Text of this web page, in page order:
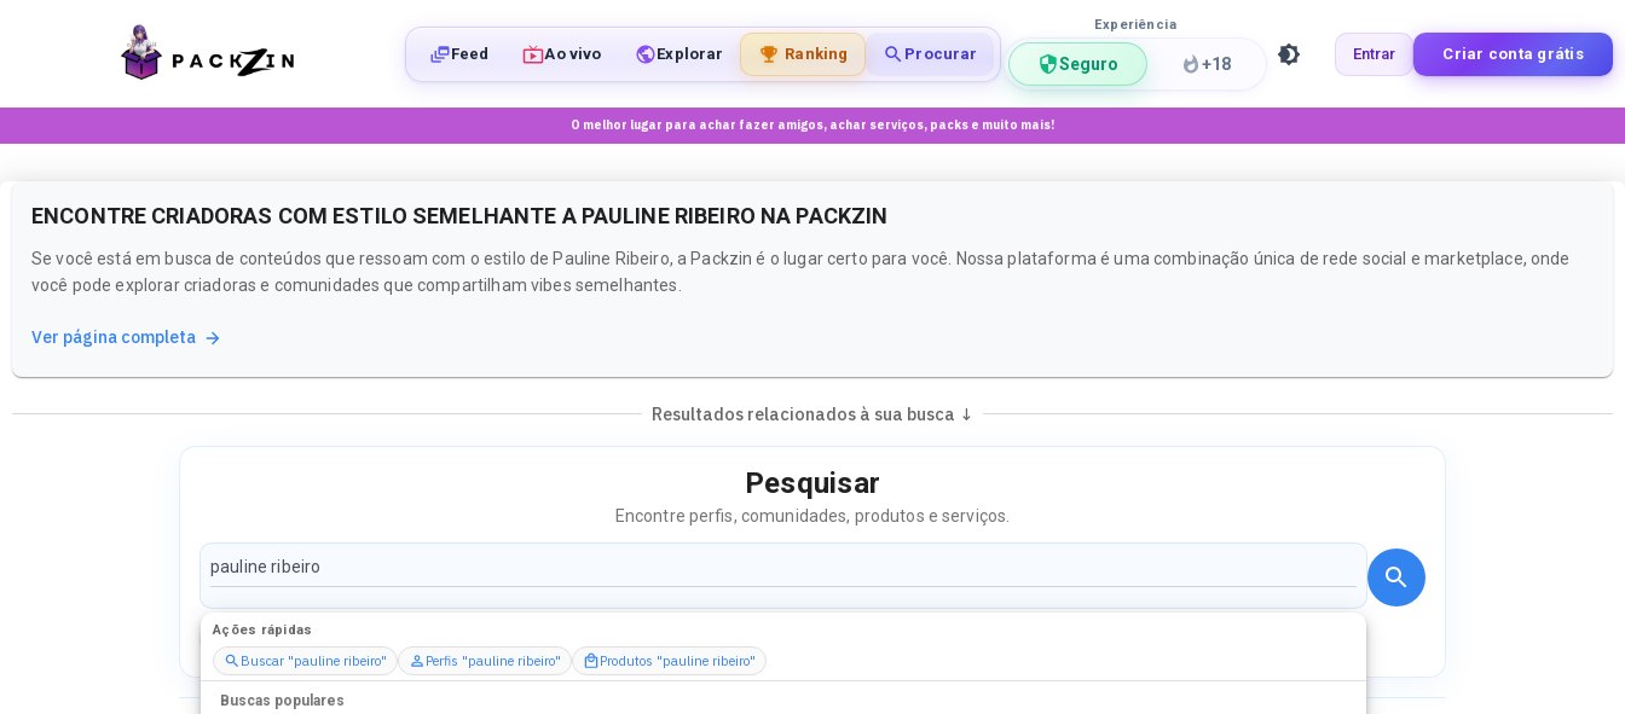
Feed Ao vivo Explorar Ranking Procurar
Experiência
Seguro +18
Entrar Criar conta grátis
O melhor lugar para achar fazer amigos, achar serviços, packs e muito mais!
ENCONTRE CRIADORAS COM ESTILO SEMELHANTE A PAULINE RIBEIRO NA PACKZIN
Se você está em busca de conteúdos que ressoam com o estilo de Pauline Ribeiro, a Packzin é o lugar certo para você. Nossa plataforma é uma combinação única de rede social e marketplace, onde
você pode explorar criadoras e comunidades que compartilham vibes semelhantes.
Ver página completa
Resultados relacionados à sua busca ↓
Pesquisar
Encontre perfis, comunidades, produtos e serviços.
Ações rápidas
Buscar "pauline ribeiro" Perfis "pauline ribeiro" Produtos "pauline ribeiro"
Buscas populares
Perfis